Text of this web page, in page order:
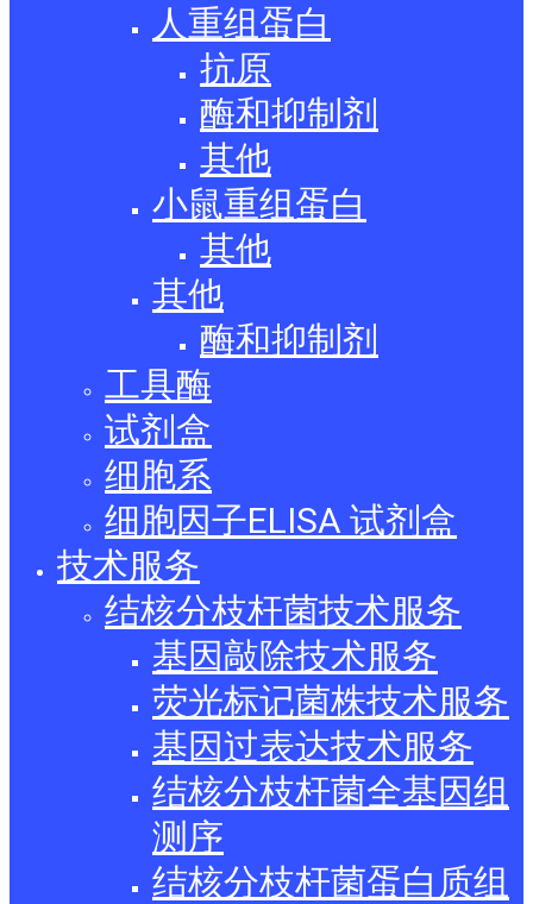
人重组蛋白
抗原
酶和抑制剂
其他
小鼠重组蛋白
其他
其他
酶和抑制剂
工具酶
试剂盒
细胞系
细胞因子ELISA 试剂盒
技术服务
结核分枝杆菌技术服务
基因敲除技术服务
荧光标记菌株技术服务
基因过表达技术服务
结核分枝杆菌全基因组
测序
结核分枝杆菌蛋白质组